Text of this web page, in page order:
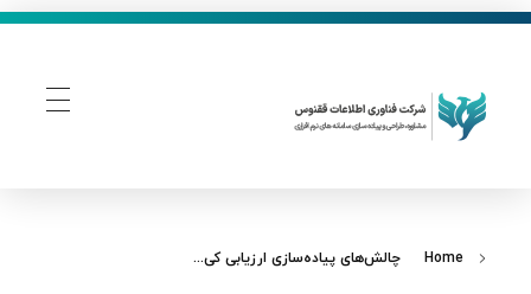
Home چالش‌های پیاده‌سازی ارزیابی کی...